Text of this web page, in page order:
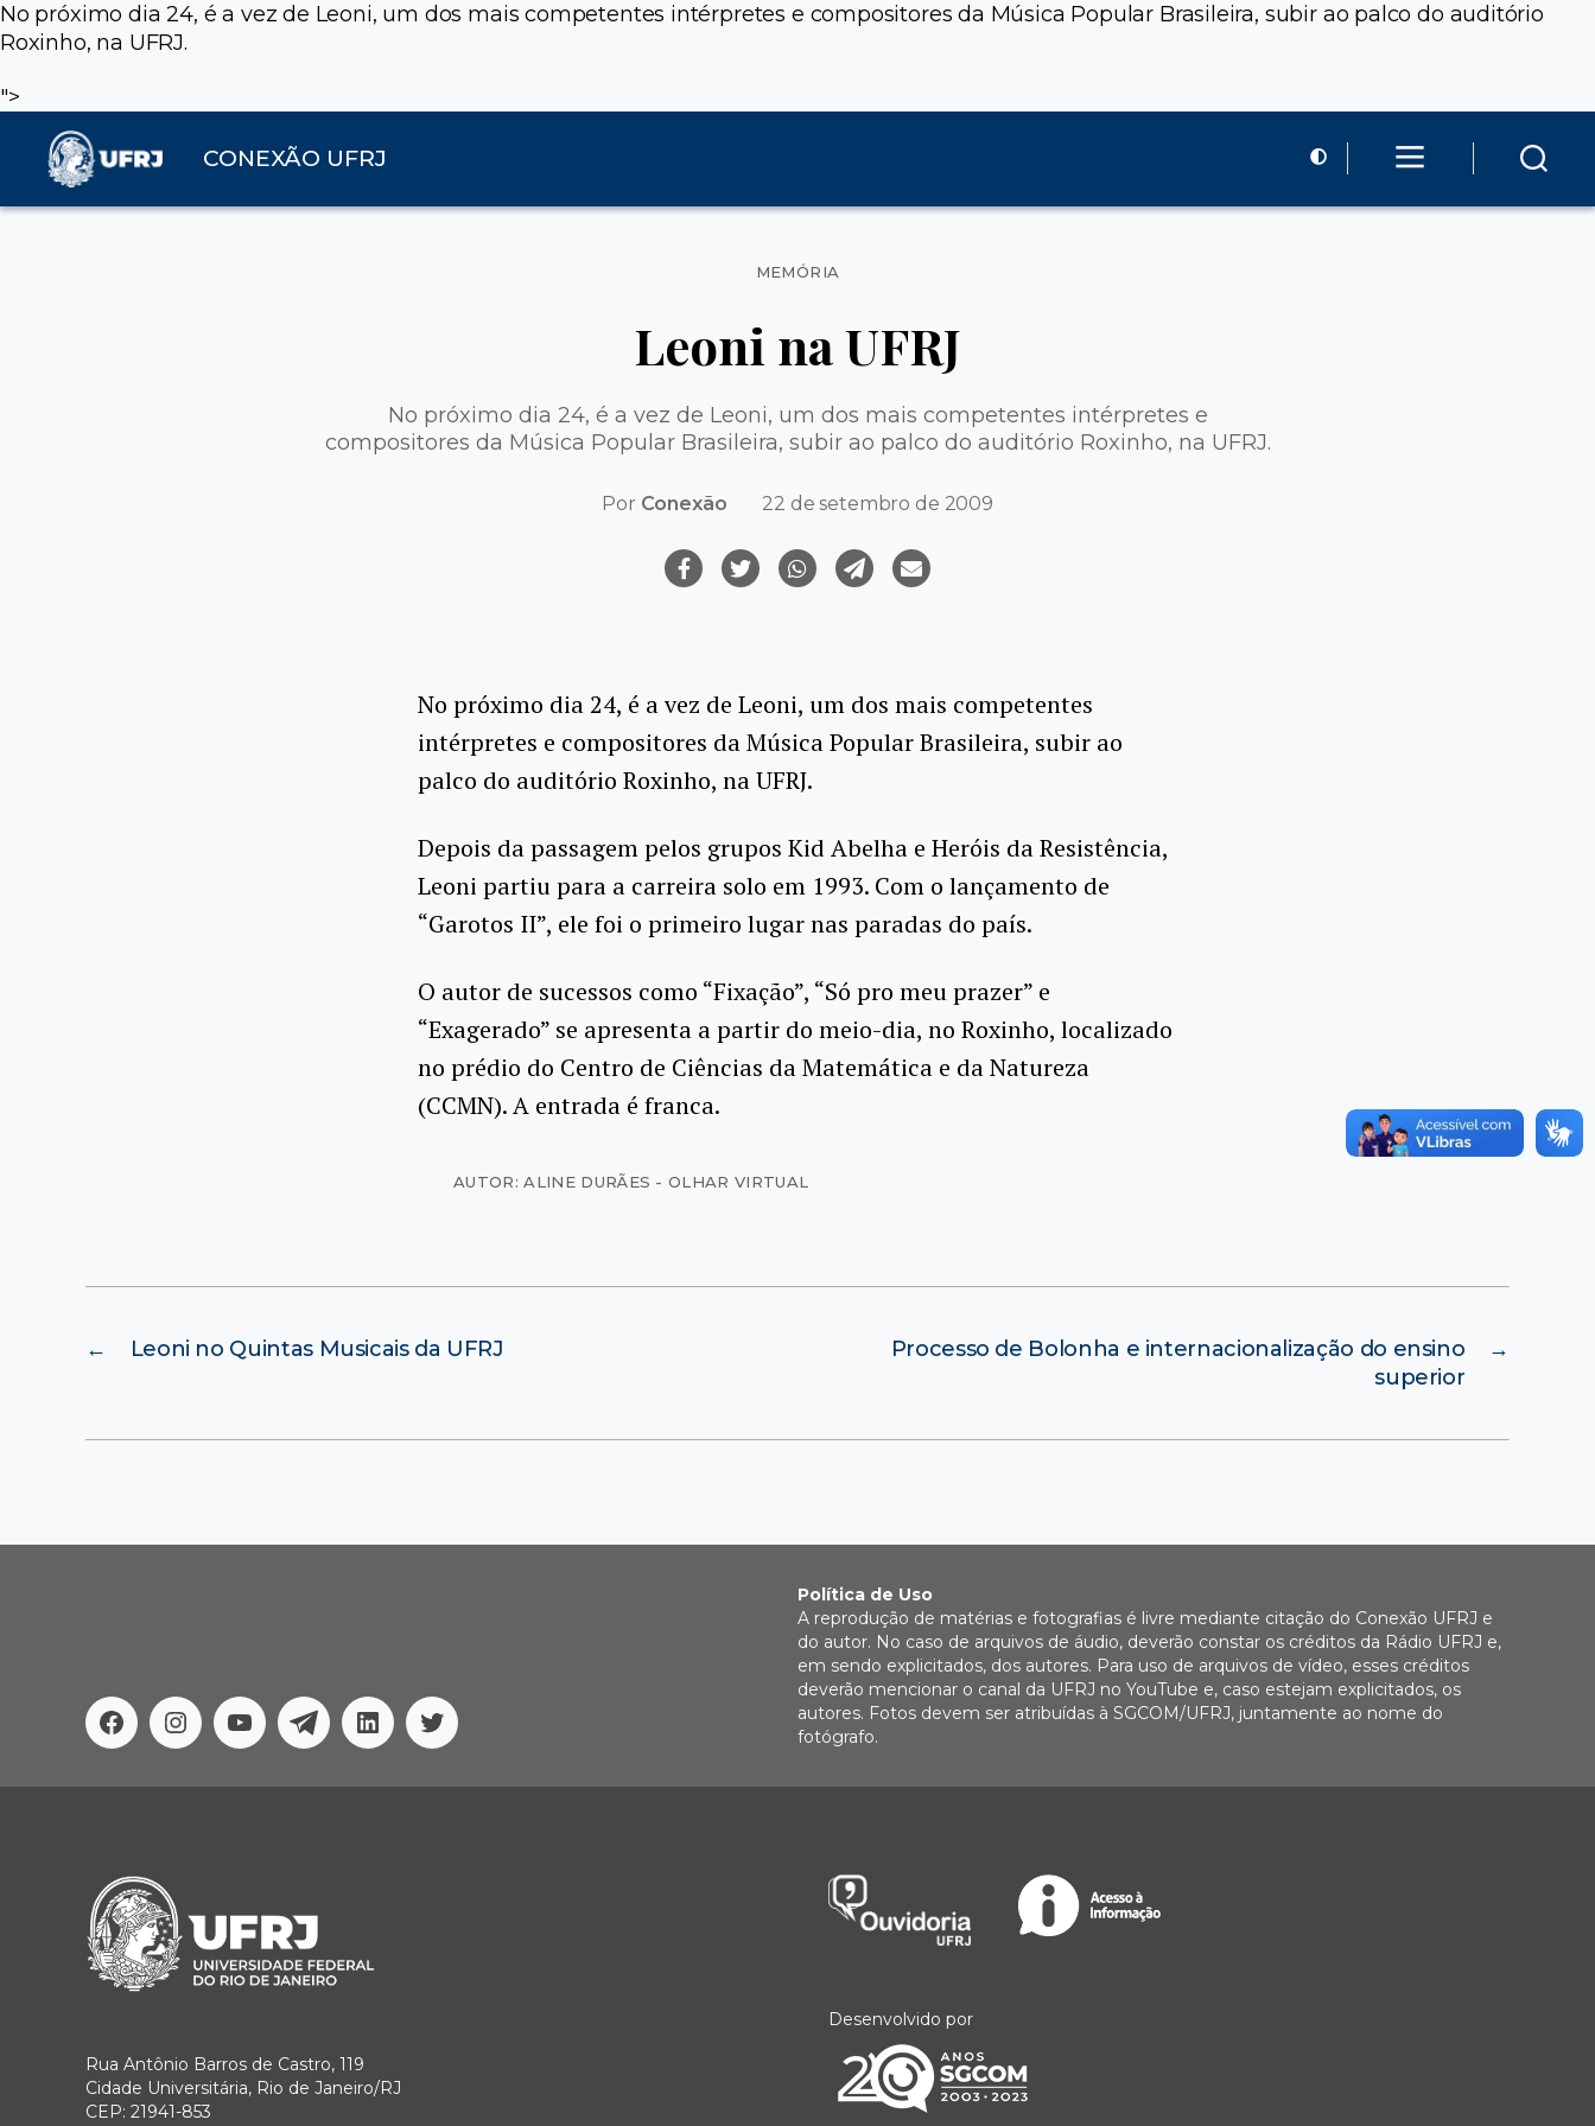
No próximo dia 24, é a vez de Leoni, um dos mais competentes intérpretes e compositores da Música Popular Brasileira, subir ao palco do auditório
Roxinho, na UFRJ.
">
CONEXÃO UFRJ
Categorias
MEMÓRIA
Leoni na UFRJ
No próximo dia 24, é a vez de Leoni, um dos mais competentes intérpretes e
compositores da Música Popular Brasileira, subir ao palco do auditório Roxinho, na UFRJ.
Por Conexão 22 de setembro de 2009
No próximo dia 24, é a vez de Leoni, um dos mais competentes
intérpretes e compositores da Música Popular Brasileira, subir ao
palco do auditório Roxinho, na UFRJ.
Depois da passagem pelos grupos Kid Abelha e Heróis da Resistência,
Leoni partiu para a carreira solo em 1993. Com o lançamento de
“Garotos II”, ele foi o primeiro lugar nas paradas do país.
O autor de sucessos como “Fixação”, “Só pro meu prazer” e
“Exagerado” se apresenta a partir do meio-dia, no Roxinho, localizado
no prédio do Centro de Ciências da Matemática e da Natureza
(CCMN). A entrada é franca.
AUTOR: ALINE DURÃES - OLHAR VIRTUAL
← Leoni no Quintas Musicais da UFRJ →
Processo de Bolonha e internacionalização do ensino
superior
FacebookInstagram
YoutubeTelegramLinkedinTwitter
Política de Uso
A reprodução de matérias e fotografias é livre mediante citação do Conexão UFRJ e
do autor. No caso de arquivos de áudio, deverão constar os créditos da Rádio UFRJ e,
em sendo explicitados, dos autores. Para uso de arquivos de vídeo, esses créditos
deverão mencionar o canal da UFRJ no YouTube e, caso estejam explicitados, os
autores. Fotos devem ser atribuídas à SGCOM/UFRJ, juntamente ao nome do
fotógrafo.
Rua Antônio Barros de Castro, 119
Cidade Universitária, Rio de Janeiro/RJ
CEP: 21941-853
Desenvolvido por